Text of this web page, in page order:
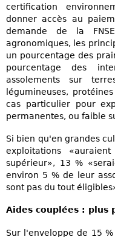
certification
donner accès au
demande de la
agronomiques, les
un pourcentage des
pourcentage des
assolements sur
légumineuses,
cas particulier pour
permanentes, ou faible
Si bien qu'en grandes
exploitations
supérieur», 13 %
environ 5 % de leur
sont pas du tout
Aides couplées : plus
Sur l'enveloppe de 15